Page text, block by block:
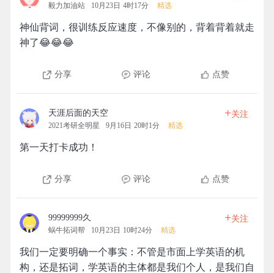
毅力加油站 10月23日 4时17分 精选
神仙背词，很训练反应速度，不像别的，背着背着就走
神了😂😂😂
分享 评论 点赞
天涯后面的天空
2021考研全明星 9月16日 20时1分 精选
+关注
第一天打卡成功！
分享 评论 点赞
99999999久
蜗牛拓词帮 10月23日 10时24分 精选
+关注
我们一定要明确一个事实：不管是市面上学英语的机
构，还是拓词，学英语的主体都是我们个人，是我们自